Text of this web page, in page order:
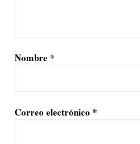
Nombre *
Correo electrónico *